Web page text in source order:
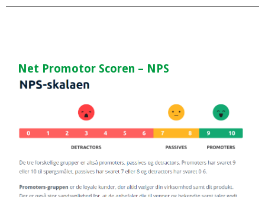
Net Promotor Scoren – NPS